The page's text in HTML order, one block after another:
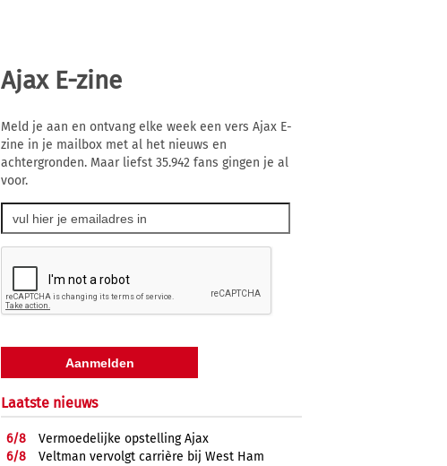
Ajax E-zine
Meld je aan en ontvang elke week een vers Ajax E-
zine in je mailbox met al het nieuws en
achtergronden. Maar liefst 35.942 fans gingen je al
voor.
Laatste nieuws
6/8
Vermoedelijke opstelling Ajax
6/8
Veltman vervolgt carrière bij West Ham